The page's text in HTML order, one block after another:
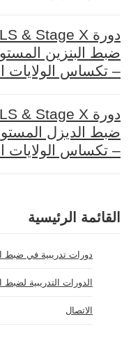
ضبط البنزين
– تكساس الولايات
ضبط الديزل
– تكساس الولايات
القائمة الرئيسية
دورات تدريبية في ضبط
الدورات التدريبية
الاتصال